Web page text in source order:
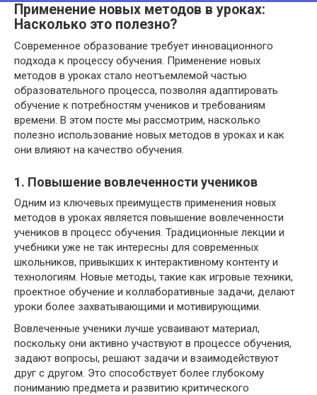
Применение новых методов в уроках:
Насколько это полезно?
Современное образование требует инновационного
подхода к процессу обучения. Применение новых
методов в уроках стало неотъемлемой частью
образовательного процесса, позволяя адаптировать
обучение к потребностям учеников и требованиям
времени. В этом посте мы рассмотрим, насколько
полезно использование новых методов в уроках и как
они влияют на качество обучения.
1. Повышение вовлеченности учеников
Одним из ключевых преимуществ применения новых
методов в уроках является повышение вовлеченности
учеников в процесс обучения. Традиционные лекции и
учебники уже не так интересны для современных
школьников, привыкших к интерактивному контенту и
технологиям. Новые методы, такие как игровые техники,
проектное обучение и коллаборативные задачи, делают
уроки более захватывающими и мотивирующими.
Вовлеченные ученики лучше усваивают материал,
поскольку они активно участвуют в процессе обучения,
задают вопросы, решают задачи и взаимодействуют
друг с другом. Это способствует более глубокому
пониманию предмета и развитию критического